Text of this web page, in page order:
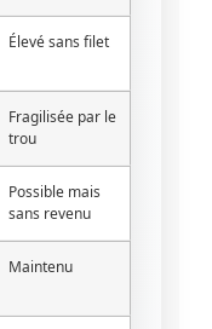
Élevé sans filet
Fragilisée par le
trou
Possible mais
sans revenu
Maintenu